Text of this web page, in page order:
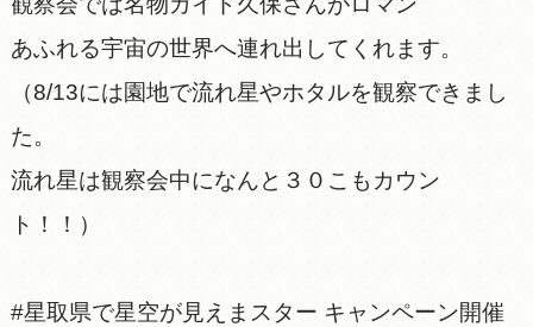
あふれる宇宙の世界へ連れ出してくれます。
（8/13には園地で流れ星やホタルを観察できまし
た。
流れ星は観察会中になんと３０こもカウン
ト！！）
#星取県で星空が見えまスター キャンペーン開催